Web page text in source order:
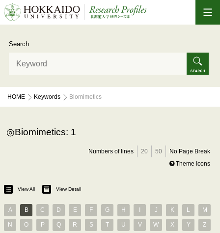
Search
HOME Keywords Biomimetics
Biomimetics: 1
Numbers of lines 20 50
No Page Break
Theme Icons
View All View Detail
A B C D E F G H J K L M
N O P Q R S T U V W X Y Z